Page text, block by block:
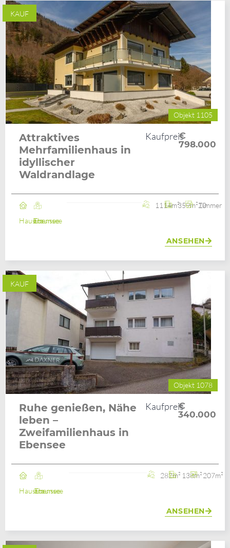
KAUF
Objekt 1105
Attraktives
Mehrfamilienhaus in
idyllischer
Waldrandlage
Kaufpreis
€
798.000
HausEbensee am Traunsee
1114m²359m²10 Zimmer
ANSEHEN
KAUF
Objekt 1078
Ruhe genießen, Nähe
leben –
Zweifamilienhaus in
Ebensee
Kaufpreis
€
340.000
HausEbensee am Traunsee
282m² 138m²207m²
ANSEHEN